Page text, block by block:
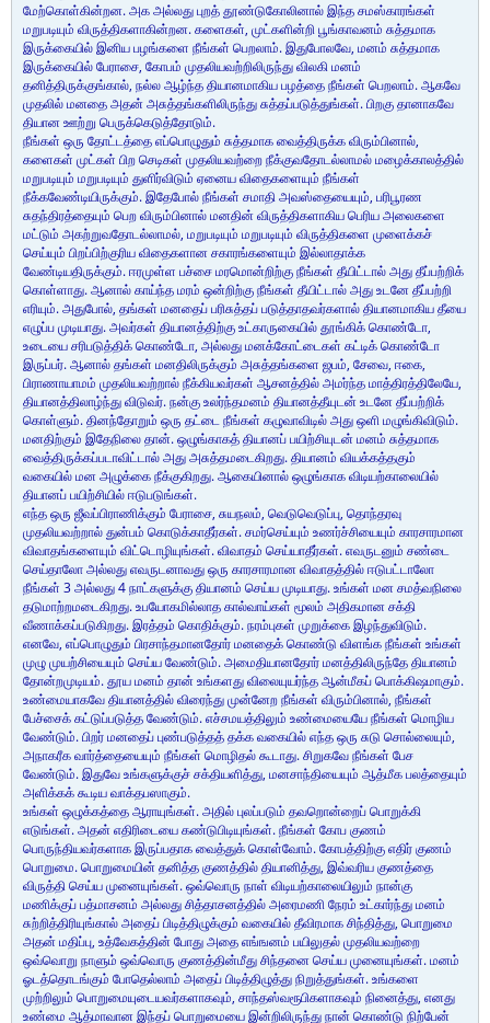
மேற்கொள்கின்றன. அக அல்லது புறத் தூண்டுகோலினால் இந்த சமஸ்காரங்கள்
மறுபடியும் விருத்திகளாகின்றன. களைகள், முட்களின்றி பூங்காவனம் சுத்தமாக
இருக்கையில் இனிய பழங்களை நீங்கள் பெறலாம். இதுபோலவே, மனம் சுத்தமாக
இருக்கையில் பேராசை, கோபம் முதலியவற்றிலிருந்து விலகி மனம்
தனித்திருக்குங்கால், நல்ல ஆழ்ந்த தியானமாகிய பழத்தை நீங்கள் பெறலாம். ஆகவே
முதலில் மனதை அதன் அசுத்தங்களிலிருந்து சுத்தப்படுத்துங்கள். பிறகு தானாகவே
தியான ஊற்று பெருக்கெடுத்தோடும்.
நீங்கள் ஒரு தோட்டத்தை எப்பொழுதும் சுத்தமாக வைத்திருக்க விரும்பினால்,
களைகள் முட்கள் பிற செடிகள் முதலியவற்றை நீக்குவதோடல்லாமல் மழைக்காலத்தில்
மறுபடியும் மறுபடியும் துளிர்விடும் ஏனைய விதைகளையும் நீங்கள்
நீக்கவேண்டியிருக்கும். இதேபோல் நீங்கள் சமாதி அவஸ்தையையும், பரிபூரண
சுதந்திரத்தையும் பெற விரும்பினால் மனதின் விருத்திகளாகிய பெரிய அலைகளை
மட்டும் அகற்றுவதோடல்லாமல், மறுபடியும் மறுபடியும் விருத்திகளை முளைக்கச்
செய்யும் பிறப்பிற்குரிய விதைகளான சகாரங்களையும் இல்லாதாக்க
வேண்டியதிருக்கும். ஈரமுள்ள பச்சை மரமொன்றிற்கு நீங்கள் தீயிட்டால் அது தீப்பற்றிக்
கொள்ளாது. ஆனால் காய்ந்த மரம் ஒன்றிற்கு நீங்கள் தீயிட்டால் அது உடனே தீப்பற்றி
எரியும். அதுபோல், தங்கள் மனதைப் பரிசுத்தப் படுத்தாதவர்களால் தியானமாகிய தீயை
எழுப்ப முடியாது. அவர்கள் தியானத்திற்கு உட்காருகையில் தூங்கிக் கொண்டோ,
உடையை சரிபடுத்திக் கொண்டோ, அல்லது மனக்கோட்டைகள் கட்டிக் கொண்டோ
இருப்பர். ஆனால் தங்கள் மனதிலிருக்கும் அசுத்தங்களை ஜபம், சேவை, ஈகை,
பிராணாயாமம் முதலியவற்றால் நீக்கியவர்கள் ஆசனத்தில் அமர்ந்த மாத்திரத்திலேயே,
தியானத்திலாழ்ந்து விடுவர். நன்கு உலர்ந்தமனம் தியானத்தீயுடன் உடனே தீப்பற்றிக்
கொள்ளும். தினந்தோறும் ஒரு தட்டை நீங்கள் கழுவாவிடில் அது ஒளி மழுங்கிவிடும்.
மனதிற்கும் இதேநிலை தான். ஒழுங்காகத் தியானப் பயிற்சியுடன் மனம் சுத்தமாக
வைத்திருக்கப்படாவிட்டால் அது அசுத்தமடைகிறது. தியானம் வியக்கத்தகும்
வகையில் மன அழுக்கை நீக்குகிறது. ஆகையினால் ஒழுங்காக விடியற்காலையில்
தியானப் பயிற்சியில் ஈடுபடுங்கள்.
எந்த ஒரு ஜீவப்பிராணிக்கும் பேராசை, சுயநலம், வெடுவெடுப்பு, தொந்தரவு
முதலியவற்றால் துன்பம் கொடுக்காதீர்கள். சமர்செய்யும் உணர்ச்சியையும் காரசாரமான
விவாதங்களையும் விட்டொழியுங்கள். விவாதம் செய்யாதீர்கள். எவருடனும் சண்டை
செய்தாலோ அல்லது எவருடனாவது ஒரு காரசாரமான விவாதத்தில் ஈடுபட்டாலோ
நீங்கள் 3 அல்லது 4 நாட்களுக்கு தியானம் செய்ய முடியாது. உங்கள் மன சமத்வநிலை
தடுமாற்றமடைகிறது. உபயோகமில்லாத கால்வாய்கள் மூலம் அதிகமான சக்தி
வீணாக்கப்படுகிறது. இரத்தம் கொதிக்கும். நரம்புகள் முறுக்கை இழந்துவிடும்.
எனவே, எப்பொழுதும் பிரசாந்தமானதோர் மனதைக் கொண்டு விளங்க நீங்கள் உங்கள்
முழு முயற்சியையும் செய்ய வேண்டும். அமைதியானதோர் மனத்திலிருந்தே தியானம்
தோன்றமுடியம். தூய மனம் தான் உங்களது விலையுயர்ந்த ஆன்மீகப் பொக்கிஷமாகும்.
உண்மையாகவே தியானத்தில் விரைந்து முன்னேற நீங்கள் விரும்பினால், நீங்கள்
பேச்சைக் கட்டுப்படுத்த வேண்டும். எச்சமயத்திலும் உண்மையையே நீங்கள் மொழிய
வேண்டும். பிறர் மனதைப் புண்படுத்தத் தக்க வகையில் எந்த ஒரு சுடு சொல்லையும்,
அநாகரீக வார்த்தையையும் நீங்கள் மொழிதல் கூடாது. சிறுகவே நீங்கள் பேச
வேண்டும். இதுவே உங்களுக்குச் சக்தியளித்து, மனசாந்தியையும் ஆத்மீக பலத்தையும்
அளிக்கக் கூடிய வாக்தபஸாகும்.
உங்கள் ஒழுக்கத்தை ஆராயுங்கள். அதில் புலப்படும் தவறொன்றைப் பொறுக்கி
எடுங்கள். அதன் எதிரிடையை கண்டுபிடியுங்கள். நீங்கள் கோப குணம்
பொருந்தியவர்களாக இருப்பதாக வைத்துக் கொள்வோம். கோபத்திற்கு எதிர் குணம்
பொறுமை. பொறுமையின் தனித்த குணத்தில் தியானித்து, இவ்வரிய குணத்தை
விருத்தி செய்ய முனையுங்கள். ஒவ்வொரு நாள் விடியற்காலையிலும் நான்கு
மணிக்குப் பத்மாசனம் அல்லது சித்தாசனத்தில் அரைமணி நேரம் உட்கார்ந்து மனம்
சுற்றித்திரியுங்கால் அதைப் பிடித்திழுக்கும் வகையில் தீவிரமாக சிந்தித்து, பொறுமை
அதன் மதிப்பு, உத்வேகத்தின் போது அதை எங்ஙனம் பயிலுதல் முதலியவற்றை
ஒவ்வொறு நாளும் ஒவ்வொரு குணத்தின்மீது சிந்தனை செய்ய முனையுங்கள். மனம்
ஓடத்தொடங்கும் போதெல்லாம் அதைப் பிடித்திழுத்து நிறுத்துங்கள். உங்களை
முற்றிலும் பொறுமையுடையவர்களாகவும், சாந்தஸ்வரூபிகளாகவும் நினைத்து, எனது
உண்மை ஆத்மாவான இந்தப் பொறுமையை இன்றிலிருந்து நான் கொண்டு நிற்பேன்